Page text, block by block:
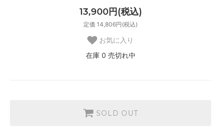
13,900円(税込)
定価 14,806円(税込)
お気に入り
在庫 0 売切れ中
SOLD OUT